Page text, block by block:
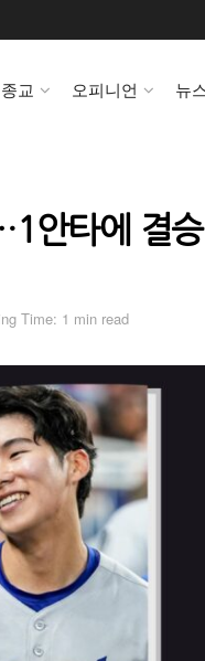
종교 오피니언 뉴
안타에 결
Time: 1 min read